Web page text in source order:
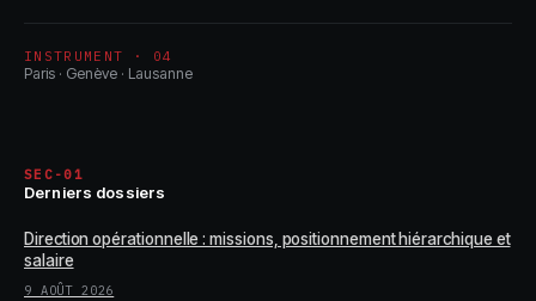
INSTRUMENT · 04
Paris · Genève · Lausanne
SEC-01
Derniers dossiers
Direction opérationnelle : missions, positionnement hiérarchique et
salaire
9 AOÛT 2026